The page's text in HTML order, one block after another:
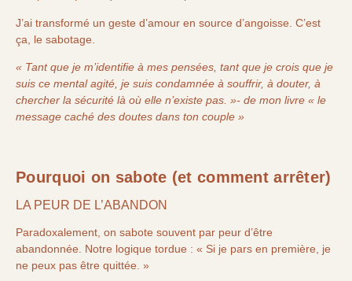
J’ai transformé un geste d’amour en source d’angoisse. C’est
ça, le sabotage.
« Tant que je m’identifie à mes pensées, tant que je crois que je
suis ce mental agité, je suis condamnée à souffrir, à douter, à
chercher la sécurité là où elle n’existe pas. »- de mon livre « le
message caché des doutes dans ton couple »
Pourquoi on sabote (et comment arrêter)
LA PEUR DE L’ABANDON
Paradoxalement, on sabote souvent par peur d’être
abandonnée. Notre logique tordue : « Si je pars en première, je
ne peux pas être quittée. »